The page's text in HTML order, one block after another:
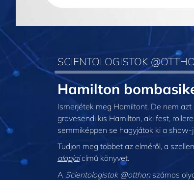
SCIENTOLOGISTOK
Hamilton
Ismerjétek meg Hamiltont. De nem azt
gravesendi kis Hamilton, aki fest,
semmiképpen se hagyjátok ki a show-
Tudjon meg többet az elméről, a
alapjaicímű könyvet.
A Scientologistok @otthonszámos